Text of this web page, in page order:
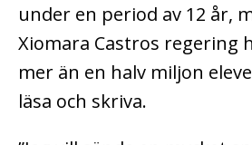
under en period av 12 år,
Xiomara Castros regering
mer än en halv miljon
läsa och skriva.